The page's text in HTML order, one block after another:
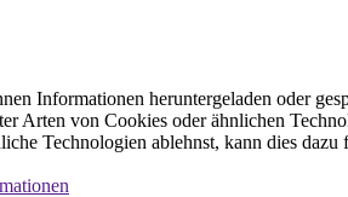
Informationen heruntergeladen oder
Arten von Cookies oder ähnlichen
Technologien ablehnst, kann dies